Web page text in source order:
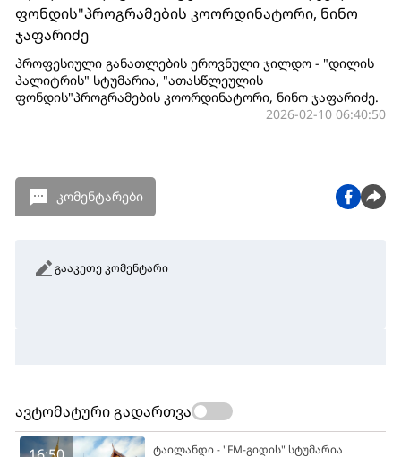
ფონდის"პროგრამების კოორდინატორი, ნინო
ჯაფარიძე
პროფესიული განათლების ეროვნული ჯილდო - "დილის
პალიტრის" სტუმარია, "ათასწლეულის
ფონდის"პროგრამების კოორდინატორი, ნინო ჯაფარიძე.
2026-02-10 06:40:50
კომენტარები
გააკეთე კომენტარი
ავტომატური გადართვა
ტაილანდი - "FM-გიდის" სტუმარია